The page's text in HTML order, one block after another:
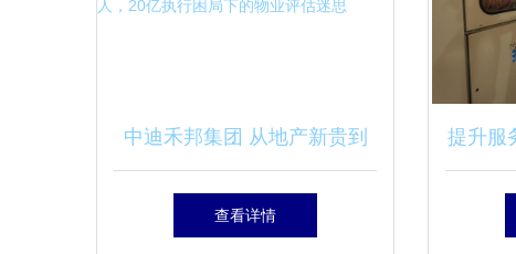
中迪禾邦集团 从地产新贵到
失信被执行人，20亿执行困局
查看详情
提升服
——连